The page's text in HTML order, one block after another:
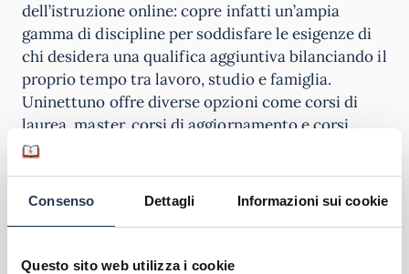
Consenso Dettagli Informazioni sui cookie
Questo sito web utilizza i cookie
dell’istruzione online: copre infatti un’ampia
gamma di discipline per soddisfare le esigenze di
chi desidera una qualifica aggiuntiva bilanciando il
proprio tempo tra lavoro, studio e famiglia.
Uninettuno offre diverse opzioni come corsi di
laurea, master, corsi di aggiornamento e corsi
singoli per ottenere crediti o specializzarsi in
e-learning
consente di accedere a tutte le risorse
informazioni. In questo modo gli studenti sono